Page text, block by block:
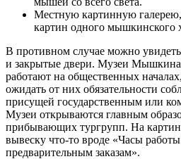
Местную картинную
картин одного мышкинского
В противном случае можно
и закрытые двери. Музеи Мышкина
работают на общественных
ожидать от них обязательности
присущей государственным или
Музеи открываются главным
прибывающих тургрупп. На
вывеску что-то вроде «Часы
предварительным заказам».